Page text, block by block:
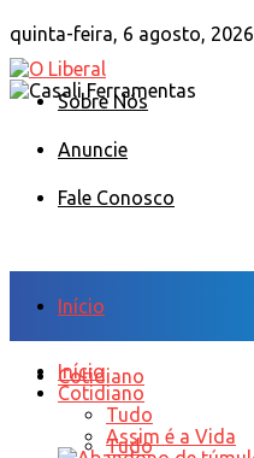
quinta-feira, 6 agosto, 2026
Sobre Nós
Anuncie
Fale Conosco
Início
Cotidiano
Tudo
Início
Cotidiano
Tudo
Assim é a Vida